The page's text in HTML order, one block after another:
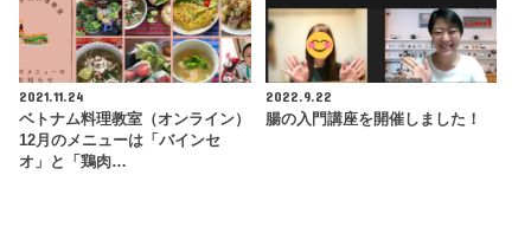
2021.11.24
ベトナム料理教室（オンライン）
12月のメニューは「バインセ
オ」と「鶏肉…
2022.9.22
腸の入門講座を開催しました！